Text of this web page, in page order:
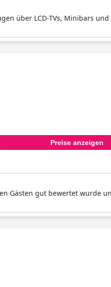
über LCD-TVs, Minibars und
Preise anzeigen
Gästen gut bewertet wurde